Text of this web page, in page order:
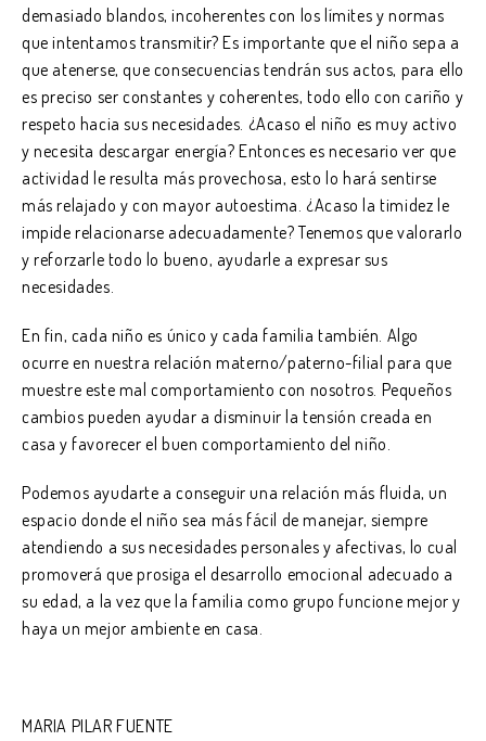
demasiado blandos, incoherentes con los límites y normas
que intentamos transmitir? Es importante que el niño sepa a
que atenerse, que consecuencias tendrán sus actos, para ello
es preciso ser constantes y coherentes, todo ello con cariño y
respeto hacia sus necesidades. ¿Acaso el niño es muy activo
y necesita descargar energía? Entonces es necesario ver que
actividad le resulta más provechosa, esto lo hará sentirse
más relajado y con mayor autoestima. ¿Acaso la timidez le
impide relacionarse adecuadamente? Tenemos que valorarlo
y reforzarle todo lo bueno, ayudarle a expresar sus
necesidades.
En fin, cada niño es único y cada familia también. Algo
ocurre en nuestra relación materno/paterno-filial para que
muestre este mal comportamiento con nosotros. Pequeños
cambios pueden ayudar a disminuir la tensión creada en
casa y favorecer el buen comportamiento del niño.
Podemos ayudarte a conseguir una relación más fluida, un
espacio donde el niño sea más fácil de manejar, siempre
atendiendo a sus necesidades personales y afectivas, lo cual
promoverá que prosiga el desarrollo emocional adecuado a
su edad, a la vez que la familia como grupo funcione mejor y
haya un mejor ambiente en casa.
MARIA PILAR FUENTE